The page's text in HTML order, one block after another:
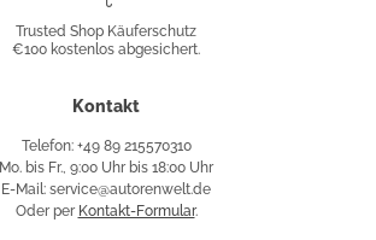
Käuferschutz
Trusted Shop Käuferschutz
€100 kostenlos abgesichert.
Kontakt
Telefon: +49 89 215570310
Mo. bis Fr., 9:00 Uhr bis 18:00 Uhr
E-Mail: service@autorenwelt.de
Oder per Kontakt-Formular.